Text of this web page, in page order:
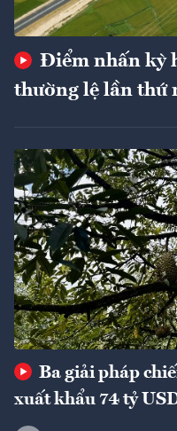
Điểm nhấn kỳ
thường lệ lần thứ
Ba giải pháp
xuất khẩu 74 tỷ